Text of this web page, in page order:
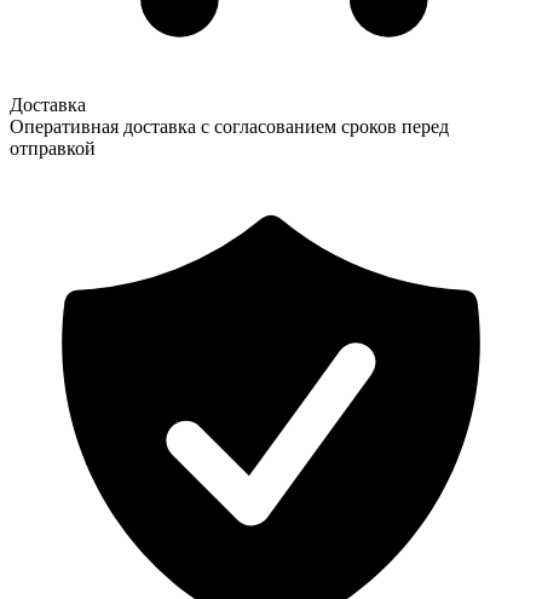
Доставка
Оперативная доставка с согласованием сроков перед
отправкой